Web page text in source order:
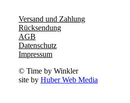
Versand und Zahlung
Rücksendung
AGB
Datenschutz
Impressum
© Time by Winkler
site by Huber Web Media